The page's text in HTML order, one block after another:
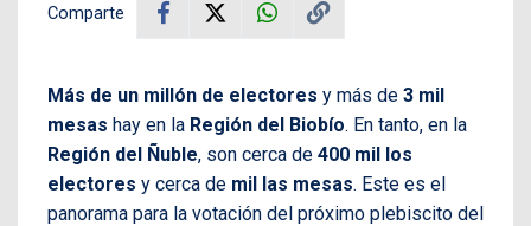
Comparte
Más de un millón de electores y más de 3 mil
mesas hay en la Región del Biobío. En tanto, en la
Región del Ñuble, son cerca de 400 mil los
electores y cerca de mil las mesas. Este es el
panorama para la votación del próximo plebiscito del